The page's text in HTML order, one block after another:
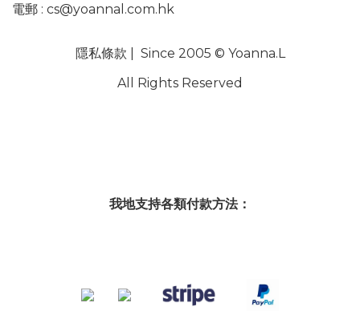
電郵 : cs@yoannal.com.hk
隱私條款 | Since 2005 © Yoanna.L
All Rights Reserved
我地支持各類付款方法：